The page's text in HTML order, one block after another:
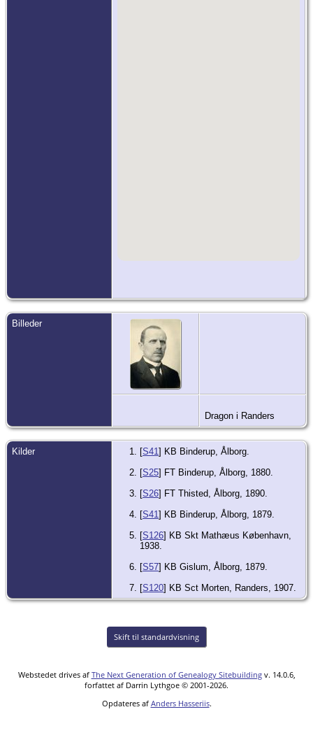
Billeder
Dragon i Randers
Kilder [S41] KB Binderup, Ålborg.
[S25] FT Binderup, Ålborg, 1880.
[S26] FT Thisted, Ålborg, 1890.
[S41] KB Binderup, Ålborg, 1879.
[S126] KB Skt Mathæus København,
1938.
[S57] KB Gislum, Ålborg, 1879.
[S120] KB Sct Morten, Randers, 1907.
Skift til standardvisning
Webstedet drives af The Next Generation of Genealogy Sitebuildingv. 14.0.6,
forfattet af Darrin Lythgoe © 2001-2026.
Opdateres af Anders Hasseriis.